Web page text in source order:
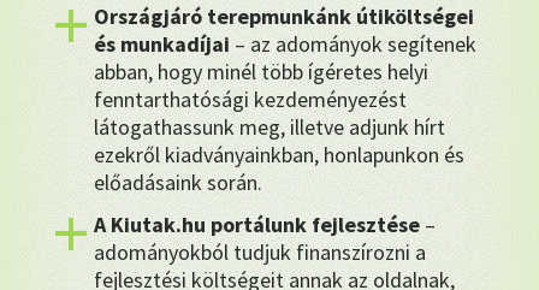
Országjáró terepmunkánk útiköltségei
és munkadíjai– az adományok segítenek
abban, hogy minél több ígéretes helyi
fenntarthatósági kezdeményezést
látogathassunk meg, illetve adjunk hírt
ezekről kiadványainkban, honlapunkon és
előadásaink során.
A Kiutak.hu portálunk fejlesztése–
adományokból tudjuk finanszírozni a
fejlesztési költségeit annak az oldalnak,